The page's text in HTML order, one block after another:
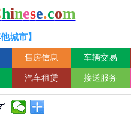
hinese.com
城市】
售房信息 车辆交易
汽车租赁 接送服务